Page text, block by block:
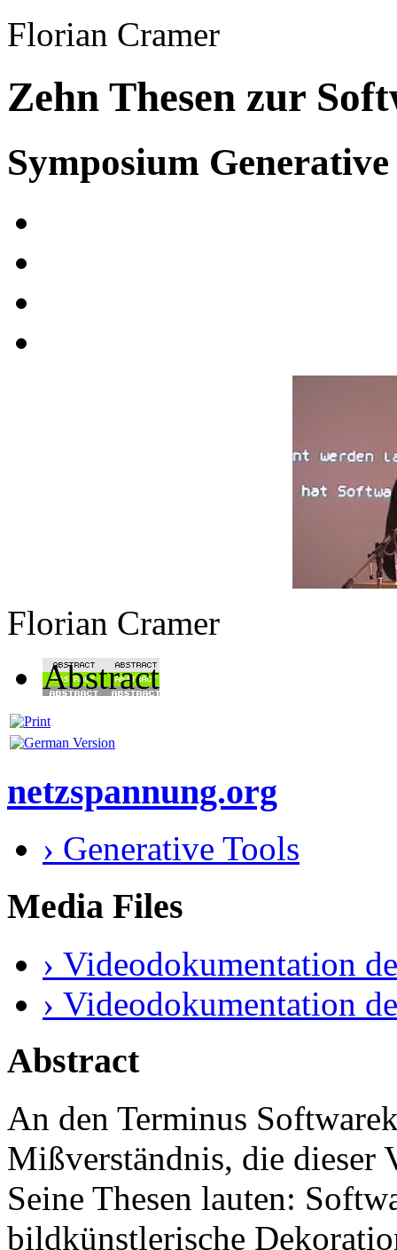
Florian Cramer
Zehn Thesen zur
Symposium Generative
Florian Cramer
Abstract
netzspannung.org
› Generative Tools
Media Files
› Videodokumentation
› Videodokumentation
Abstract
An den Terminus
Mißverständnis, die dieser
Seine Thesen lauten:
bildkünstlerische